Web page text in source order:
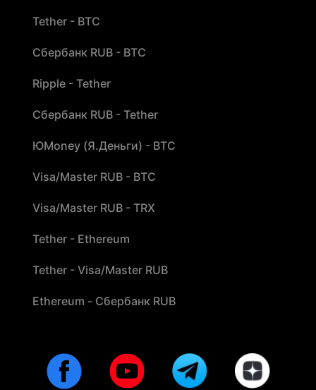
Tether - BTC
Сбербанк RUB - BTC
Ripple - Tether
Сбербанк RUB - Tether
ЮMoney (Я.Деньги) - BTC
Visa/Master RUB - BTC
Visa/Master RUB - TRX
Tether - Ethereum
Tether - Visa/Master RUB
Ethereum - Сбербанк RUB